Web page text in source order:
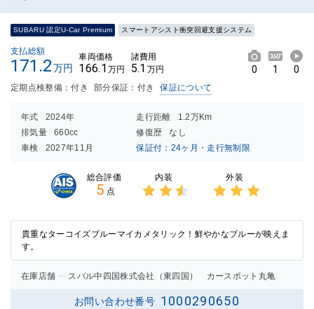
SUBARU 認定U-Car Premium スマートアシスト衝突回避支援システム
支払総額
171.2万円
車両価格
166.1 万円
諸費用
5.1 万円 0 1 0
定期点検整備：付き 部分保証：付き 保証について
年式 2024年 走行距離
1.2万Km
排気量
660cc 修復歴
なし
車検
2027年11月 保証付：24ヶ月・走行無制限
総合評価
5 点
内装
2.5点
の評価
外装
3点の
評価
貴重なターコイズブルーマイカメタリック！鮮やかなブルーが映えま
す。
在庫店舗 スバル中四国株式会社（東四国） カースポット丸亀
お問い合わせ番号 1000290650